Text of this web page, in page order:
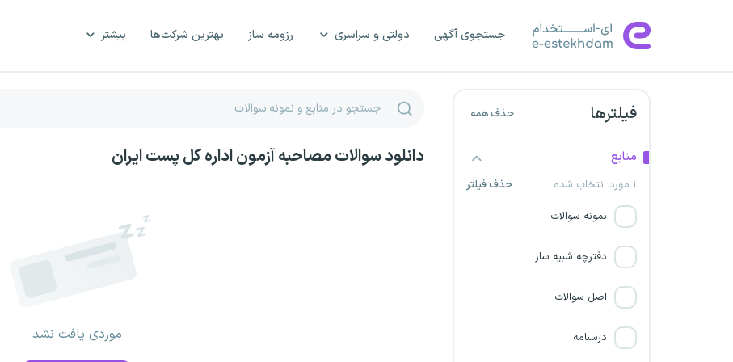
جستجوی آگهی دولتی و سراسری رزومه ساز بهترین شرکت‌ها بیشتر
فیلترها حذف همه
منابع
۱ مورد انتخاب شده
حذف فیلتر
نمونه سوالات
دفترچه شبیه ساز
اصل سوالات
درسنامه
شرکت صنایع فولاد و ذوب آهن
نطنز
دانلود سوالات مصاحبه آزمون اداره کل پست ایران
موردی یافت نشد